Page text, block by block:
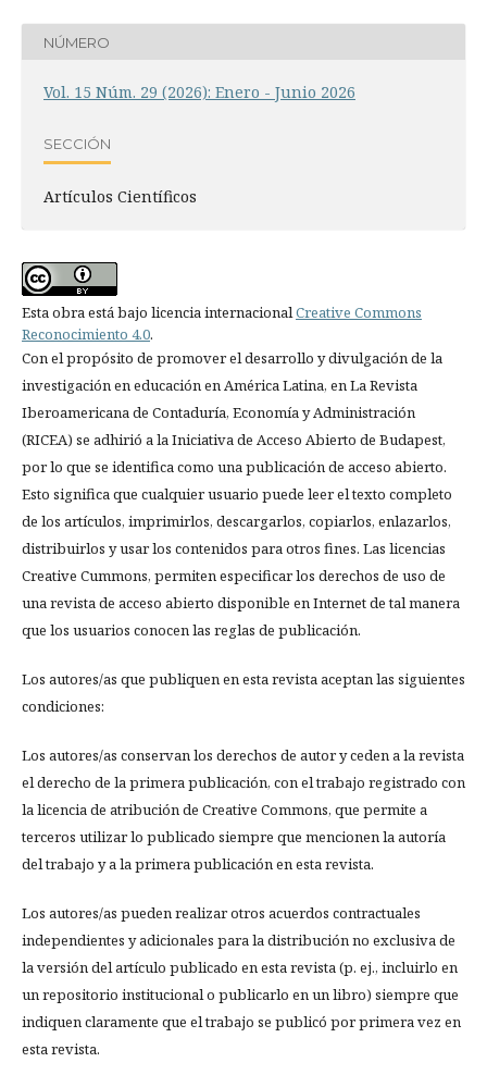
NÚMERO
Vol. 15 Núm. 29 (2026): Enero - Junio 2026
SECCIÓN
Artículos Científicos
Esta obra está bajo licencia internacionalCreative Commons
Reconocimiento 4.0.
Con el propósito de promover el desarrollo y divulgación de la
investigación en educación en América Latina, en La Revista
Iberoamericana de Contaduría, Economía y Administración
(RICEA) se adhirió a la Iniciativa de Acceso Abierto de Budapest,
por lo que se identifica como una publicación de acceso abierto.
Esto significa que cualquier usuario puede leer el texto completo
de los artículos, imprimirlos, descargarlos, copiarlos, enlazarlos,
distribuirlos y usar los contenidos para otros fines. Las licencias
Creative Cummons, permiten especificar los derechos de uso de
una revista de acceso abierto disponible en Internet de tal manera
que los usuarios conocen las reglas de publicación.
Los autores/as que publiquen en esta revista aceptan las siguientes
condiciones:
Los autores/as conservan los derechos de autor y ceden a la revista
el derecho de la primera publicación, con el trabajo registrado con
la licencia de atribución de Creative Commons, que permite a
terceros utilizar lo publicado siempre que mencionen la autoría
del trabajo y a la primera publicación en esta revista.
Los autores/as pueden realizar otros acuerdos contractuales
independientes y adicionales para la distribución no exclusiva de
la versión del artículo publicado en esta revista (p. ej., incluirlo en
un repositorio institucional o publicarlo en un libro) siempre que
indiquen claramente que el trabajo se publicó por primera vez en
esta revista.